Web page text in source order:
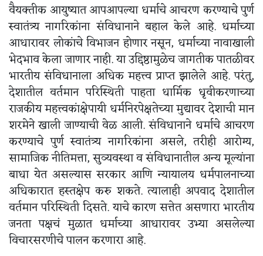
वैयक्तीक आयुष्यात आपआपल्या धर्माचे आचरण करण्याचे पुर्ण
स्वातंत्र्य नागरिकांना संविधानाने बहाल केले आहे. धर्माच्या
आधारावर लोकांचे विभाजन होणार नसून, धर्माच्या नावाखाली
भेदभाव केला जाणार नाही. या उद्दिष्ठामुळेच जागतीक पातळीवर
भारतीय संविधानाला अधिक महत्त्व प्राप्त झालेले आहे. परंतु,
देशातील वर्तमान परिस्थिती पाहता धार्मिक धृवीकरणाच्या
राजकीय महत्त्वकांक्षेपायी धर्मनिरपेक्षतेच्या मुद्यावर देशाची मान
शरमेने खाली जाण्याची वेळ आली. संविधानाने धर्माचे आचरण
करण्याचे पुर्ण स्वातंत्र्य नागरिकांना असले, तरीही आरोग्य,
सामाजिक नीतिमत्ता, सुव्यवस्था व संविधानातील अन्य मूल्यांना
बाधा येत असल्यास सरकार आणि न्यायालय धर्मपालनाच्या
अधिकारात हस्तक्षेप करु शकते. त्यालाही अपवाद देशातील
वर्तमान परिस्थिती दिसते. याचे कारण सत्तेत असणारा भारतीय
जनता पक्षचं मुळात धर्माच्या आधारावर उभ्या असलेल्या
विचारसरणीचे पालन करणारा आहे.